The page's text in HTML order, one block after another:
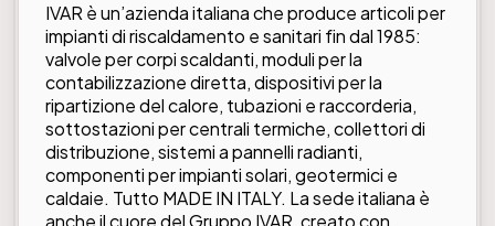
IVAR è un’azienda italiana che produce articoli per
impianti di riscaldamento e sanitari fin dal 1985:
valvole per corpi scaldanti, moduli per la
contabilizzazione diretta, dispositivi per la
ripartizione del calore, tubazioni e raccorderia,
sottostazioni per centrali termiche, collettori di
distribuzione, sistemi a pannelli radianti,
componenti per impianti solari, geotermici e
caldaie. Tutto MADE IN ITALY. La sede italiana è
anche il cuore del Gruppo IVAR, creato con